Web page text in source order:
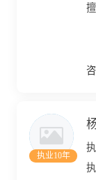
执业10年